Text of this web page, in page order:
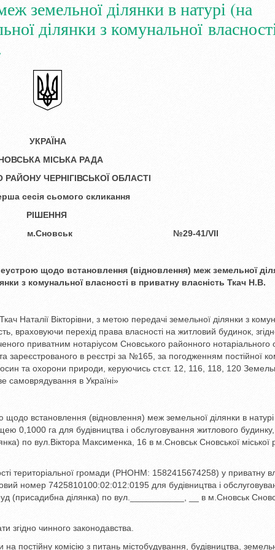
земельної ділянки в натурі (на
ділянки з комунальної
УКРАЇНА
МІСЬКА РАДА
ЧЕРНІГІВСЬКОЇ ОБЛАСТІ
сесія сьомого скликання
РІШЕННЯ
м.Сновськ №29-41/VII
щодо встановлення (відновлення) меж земельної
з комунальної власності в приватну власність Ткач Н.В.
Наталії Вікторівни, з метою передачі земельної ділянки з
враховуючи перехід права власності на житловий будинок,
приватним нотаріусом Сновського районного нотаріального
зареєстрованого в реєстрі за №165, за погодженням постійної
та охорони природи, керуючись ст.ст. 12, 116, 118, 120
самоврядування в Україні»
щодо встановлення (відновлення) меж земельної ділянки в
0,1000 га для будівництва і обслуговування житлового будинку,
по вул.Віктора Максименка, 16 в м.Сновськ Сновської міської
територіальної громади (РНОНМ: 1582415674258) у приватну
номер 7425810100:02:012:0195 для будівництва і
(присадибна ділянка) по вул.___________, __ в м.Сновськ
згідно чинного законодавства.
постійну комісію з питань містобудування, будівництва,